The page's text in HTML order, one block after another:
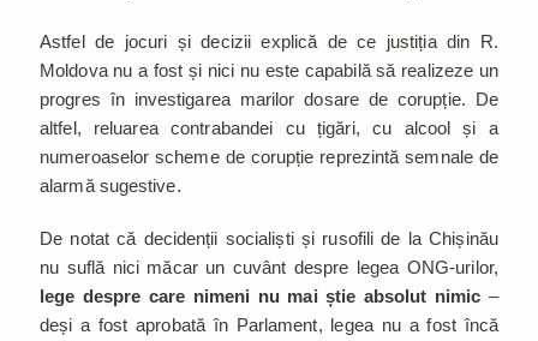
Astfel de jocuri și decizii explică de ce justiția din R.
Moldova nu a fost și nici nu este capabilă să realizeze un
progres în investigarea marilor dosare de corupție. De
altfel, reluarea contrabandei cu țigări, cu alcool și a
numeroaselor scheme de corupție reprezintă semnale de
alarmă sugestive.
De notat că decidenții socialiști și rusofili de la Chișinău
nu suflă nici măcar un cuvânt despre legea ONG-urilor,
lege despre care nimeni nu mai știe absolut nimic –
deși a fost aprobată în Parlament, legea nu a fost încă